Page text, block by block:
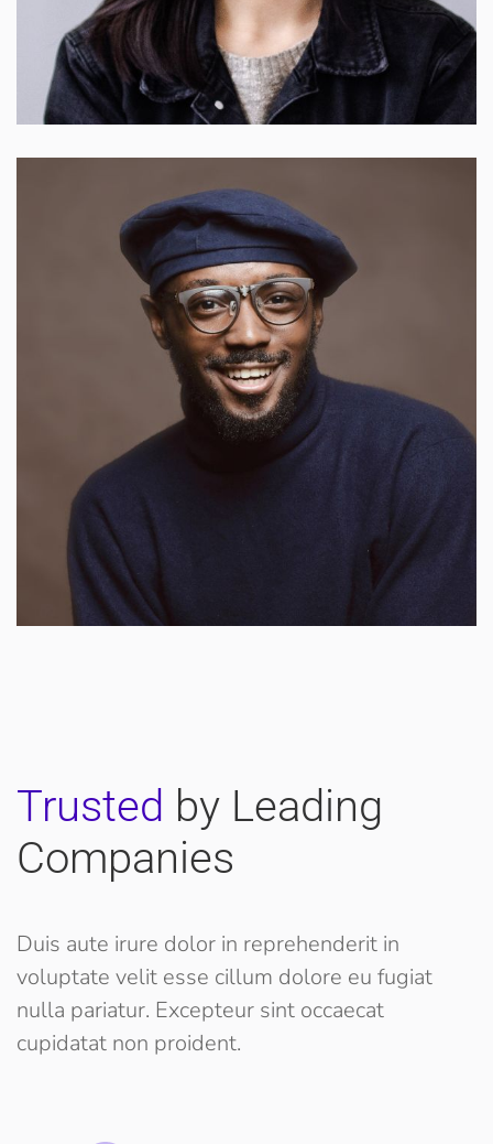
Trusted by Leading
Companies
Duis aute irure dolor in reprehenderit in
voluptate velit esse cillum dolore eu fugiat
nulla pariatur. Excepteur sint occaecat
cupidatat non proident.